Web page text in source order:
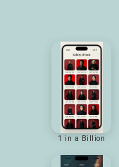
1 in a Billion